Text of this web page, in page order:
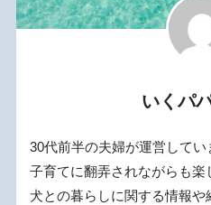
いくパ
30代前半の夫婦が運営して
子育てに翻弄されながらも
犬との暮らしに関する情報